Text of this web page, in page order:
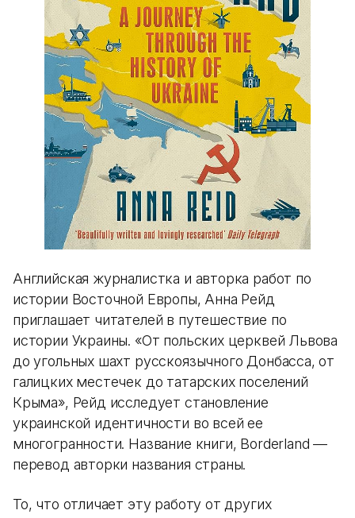
Английская журналистка и авторка работ по
истории Восточной Европы, Анна Рейд
приглашает читателей в путешествие по
истории Украины. «От польских церквей Львова
до угольных шахт русскоязычного Донбасса, от
галицких местечек до татарских поселений
Крыма», Рейд исследует становление
украинской идентичности во всей ее
многогранности. Название книги, Borderland —
перевод авторки названия страны.
То, что отличает эту работу от других